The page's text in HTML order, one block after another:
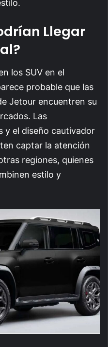
Llegar
los SUV en el
probable que las
Jetour encuentren su
Las
y el diseño cautivador
captar la atención
regiones, quienes
estilo y